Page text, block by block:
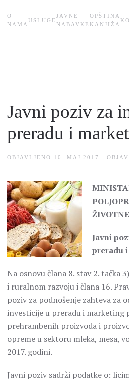
Skip
О
NAMA
USLUGE
JAVNE
NABAVKE
OPŠTINA
KANJIŽA
Javni poziv za
preradu i
OBJAVLJENO 10. MAJ 2017. .
Javni
preradu
Na osnovu člana 8. stav 2. tačka
i ruralnom razvoju i člana 16.
poziv za podnošenje zahteva za
investicije u preradu i marketing
prehrambenih proizvoda i
opreme u sektoru mleka, mesa,
2017. godini.
Javni poziv sadrži podatke o: